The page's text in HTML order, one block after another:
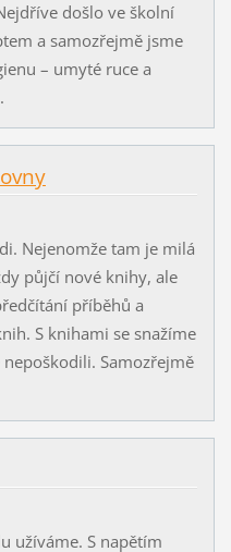
došlo ve školní
a samozřejmě jsme
– umyté ruce a
Nejenomže tam je milá
půjčí nové knihy, ale
příběhů a
S knihami se snažíme
Samozřejmě
užíváme. S napětím